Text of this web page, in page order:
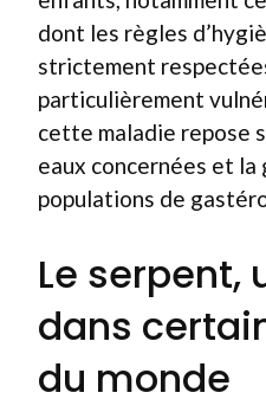
dont les règles
strictement
particulièrement
cette maladie repose
eaux concernées et la
populations de
Le serpent,
dans
du monde